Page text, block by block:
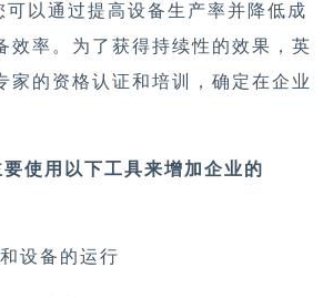
可以通过提高设备生产率并降低成
效率。为了获得持续性的效果，英
家的资格认证和培训，确定在企业
要使用以下工具来增加企业的
设备的运行